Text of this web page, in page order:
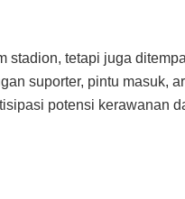
stadion, tetapi juga
suporter, pintu masuk,
potensi kerawanan